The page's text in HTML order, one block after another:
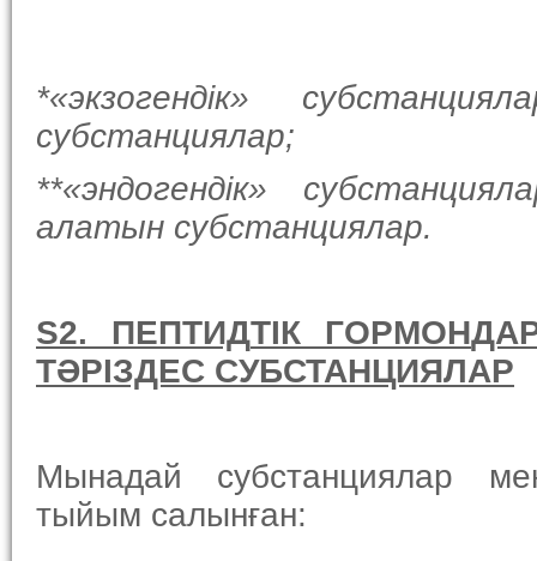
*«экзогендік» субстанци
субстанциялар;
**«эндогендік» субстанци
алатын субстанциялар.
S2. ПЕПТИДТІК ГОРМОНДАР
ТӘРІЗДЕС СУБСТАНЦИЯЛАР
Мынадай субстанциялар
тыйым салынған: